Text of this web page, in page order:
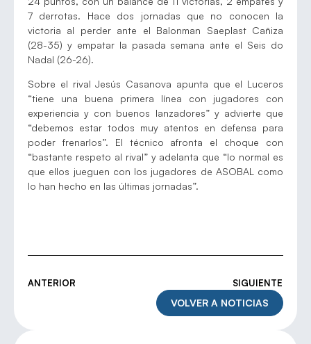
7 derrotas. Hace dos jornadas que no conocen la
victoria al perder ante el Balonman Saeplast Cañiza
(28-35) y empatar la pasada semana ante el Seis do
Nadal (26-26).
Sobre el rival Jesús Casanova apunta que el Luceros
“tiene una buena primera línea con jugadores con
experiencia y con buenos lanzadores” y advierte que
“debemos estar todos muy atentos en defensa para
poder frenarlos”. El técnico afronta el choque con
“bastante respeto al rival” y adelanta que “lo normal es
que ellos jueguen con los jugadores de ASOBAL como
lo han hecho en las últimas jornadas”.
ANTERIOR SIGUIENTE
VOLVER A NOTICIAS